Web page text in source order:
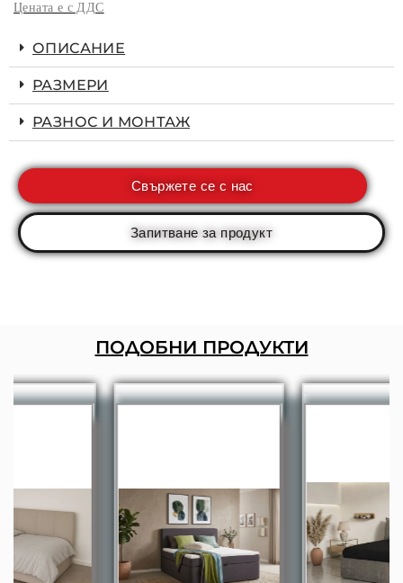
Цената е с ДДС
ОПИСАНИЕ
РАЗМЕРИ
РАЗНОС И МОНТАЖ
Свържете се с нас
Запитване за продукт
ПОДОБНИ ПРОДУКТИ